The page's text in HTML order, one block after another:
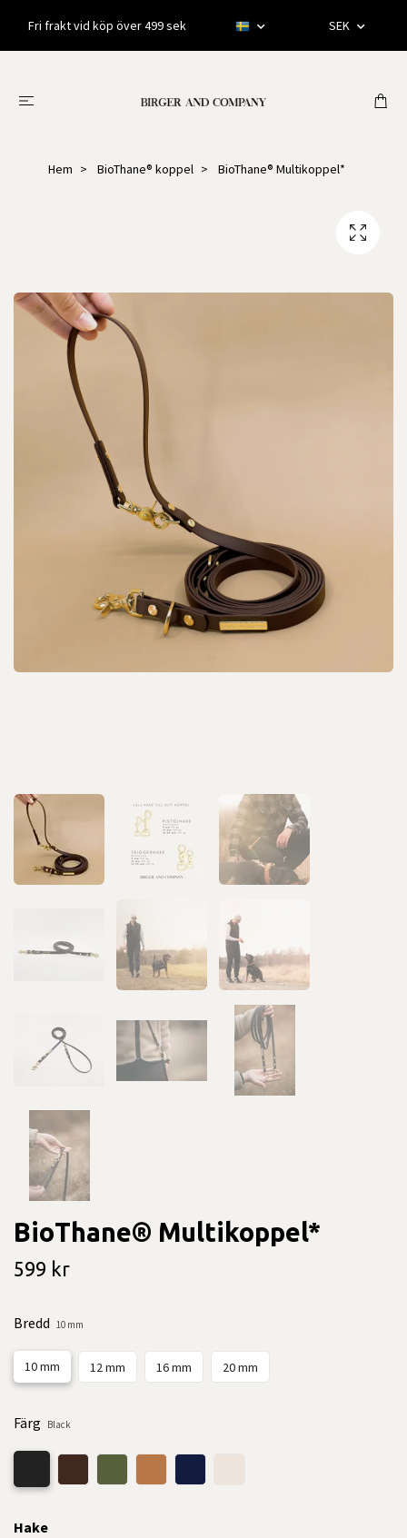
Fri frakt vid köp över 499 sek SEK
Hem BioThane® koppel BioThane® Multikoppel*
BioThane® Multikoppel*
599 kr
Bredd 10 mm
10 mm 12 mm 16 mm 20 mm
Färg Black
Hake